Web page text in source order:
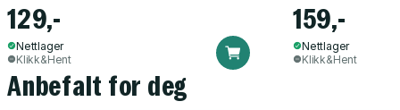
129,-
Nettlager
Klikk&Hent
159,-
Nettlager
Klikk&Hent
Anbefalt for deg